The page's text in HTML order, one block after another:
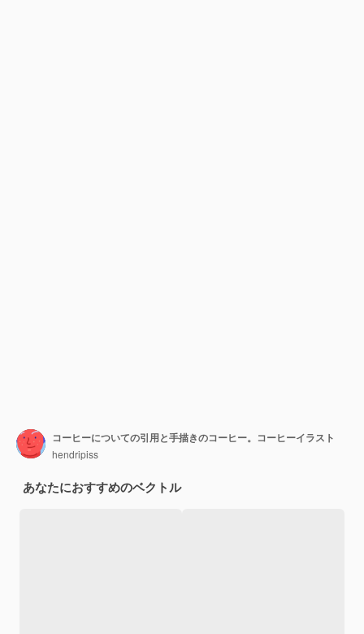
コーヒーについての引用と手描きのコーヒー。コーヒーイラスト
hendripiss
あなたにおすすめのベクトル